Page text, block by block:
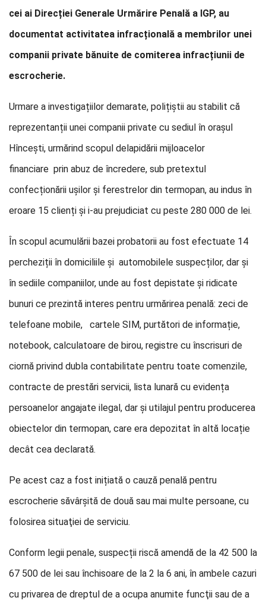
cei ai Direcției Generale Urmărire Penală a IGP, au
documentat activitatea infracțională a membrilor unei
companii private bănuite de comiterea infracțiunii de
escrocherie.
Urmare a investigațiilor demarate, polițiștii au stabilit că
reprezentanții unei companii private cu sediul în orașul
Hîncești, urmărind scopul delapidării mijloacelor
financiare prin abuz de încredere, sub pretextul
confecționării ușilor și ferestrelor din termopan, au indus în
eroare 15 clienți și i-au prejudiciat cu peste 280 000 de lei.
În scopul acumulării bazei probatorii au fost efectuate 14
percheziții în domiciliile și automobilele suspecților, dar și
în sediile companiilor, unde au fost depistate și ridicate
bunuri ce prezintă interes pentru urmărirea penală: zeci de
telefoane mobile, cartele SIM, purtători de informație,
notebook, calculatoare de birou, registre cu înscrisuri de
ciornă privind dubla contabilitate pentru toate comenzile,
contracte de prestări servicii, lista lunară cu evidența
persoanelor angajate ilegal, dar și utilajul pentru producerea
obiectelor din termopan, care era depozitat în altă locație
decât cea declarată.
Pe acest caz a fost inițiată o cauză penală pentru
escrocherie săvârșită de două sau mai multe persoane, cu
folosirea situaţiei de serviciu.
Conform legii penale, suspecții riscă amendă de la 42 500 la
67 500 de lei sau închisoare de la 2 la 6 ani, în ambele cazuri
cu privarea de dreptul de a ocupa anumite funcţii sau de a